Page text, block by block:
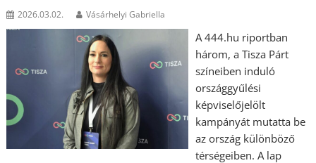
2026.03.02. Vásárhelyi Gabriella
A 444.hu riportban
három, a Tisza Párt
színeiben induló
országgyűlési
képviselőjelölt
kampányát mutatta be
az ország különböző
térségeiben. A lap